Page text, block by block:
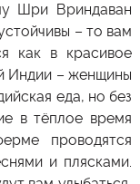
Шри Вриндаван
– то вам
как в красивое
Индии – женщины
еда, но без
в тёплое время
проводятся
и плясками.